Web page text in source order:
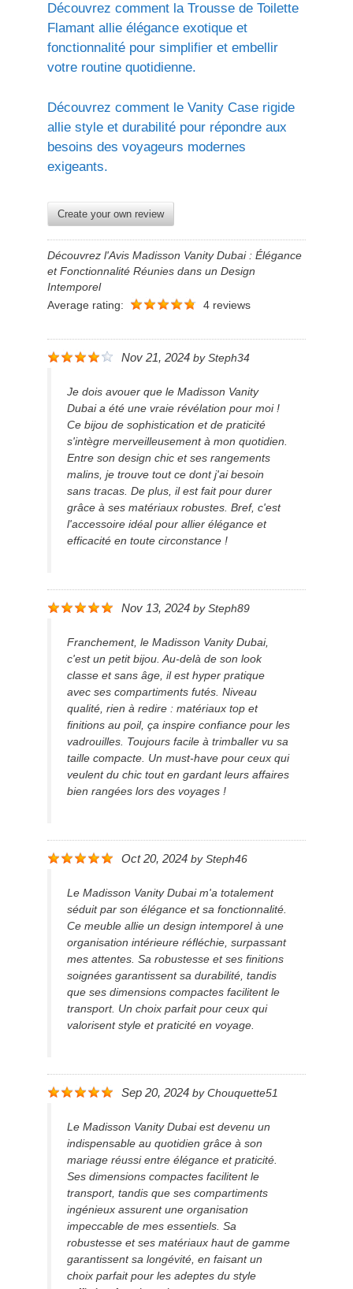
Découvrez comment la Trousse de Toilette
Flamant allie élégance exotique et
fonctionnalité pour simplifier et embellir
votre routine quotidienne.
Découvrez comment le Vanity Case rigide
allie style et durabilité pour répondre aux
besoins des voyageurs modernes
exigeants.
Create your own review
Découvrez l'Avis Madisson Vanity Dubai : Élégance
et Fonctionnalité Réunies dans un Design
Intemporel
Average rating:
4 reviews
Nov 21, 2024 by Steph34
Je dois avouer que le Madisson Vanity
Dubai a été une vraie révélation pour moi !
Ce bijou de sophistication et de praticité
s'intègre merveilleusement à mon quotidien.
Entre son design chic et ses rangements
malins, je trouve tout ce dont j'ai besoin
sans tracas. De plus, il est fait pour durer
grâce à ses matériaux robustes. Bref, c'est
l'accessoire idéal pour allier élégance et
efficacité en toute circonstance !
Nov 13, 2024 by Steph89
Franchement, le Madisson Vanity Dubai,
c'est un petit bijou. Au-delà de son look
classe et sans âge, il est hyper pratique
avec ses compartiments futés. Niveau
qualité, rien à redire : matériaux top et
finitions au poil, ça inspire confiance pour les
vadrouilles. Toujours facile à trimballer vu sa
taille compacte. Un must-have pour ceux qui
veulent du chic tout en gardant leurs affaires
bien rangées lors des voyages !
Oct 20, 2024 by Steph46
Le Madisson Vanity Dubai m'a totalement
séduit par son élégance et sa fonctionnalité.
Ce meuble allie un design intemporel à une
organisation intérieure réfléchie, surpassant
mes attentes. Sa robustesse et ses finitions
soignées garantissent sa durabilité, tandis
que ses dimensions compactes facilitent le
transport. Un choix parfait pour ceux qui
valorisent style et praticité en voyage.
Sep 20, 2024 by Chouquette51
Le Madisson Vanity Dubai est devenu un
indispensable au quotidien grâce à son
mariage réussi entre élégance et praticité.
Ses dimensions compactes facilitent le
transport, tandis que ses compartiments
ingénieux assurent une organisation
impeccable de mes essentiels. Sa
robustesse et ses matériaux haut de gamme
garantissent sa longévité, en faisant un
choix parfait pour les adeptes du style